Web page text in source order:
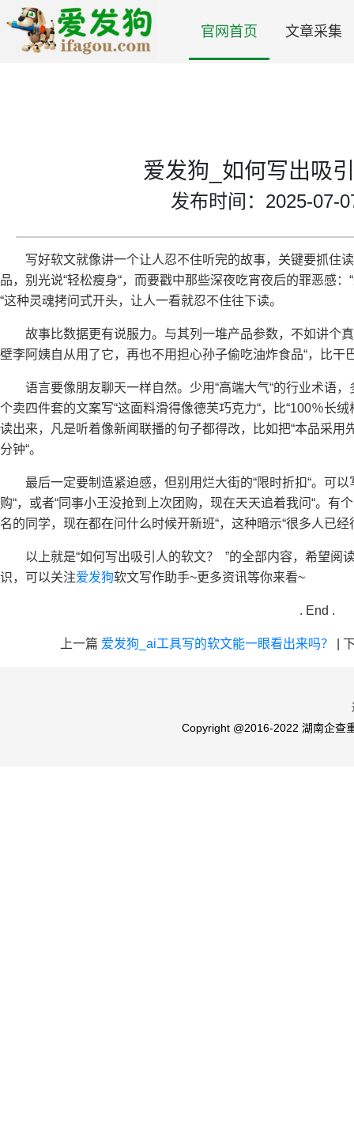
官网首页 文章采集
爱发狗_如何写出吸
发布时间：2025-07-
写好软文就像讲一个让人忍不住听完的故事，关键要抓住
品，别光说“轻松瘦身“，而要戳中那些深夜吃宵夜后的罪恶感
“这种灵魂拷问式开头，让人一看就忍不住往下读。
故事比数据更有说服力​​。与其列一堆产品参数，不如讲个
壁李阿姨自从用了它，再也不用担心孙子偷吃油炸食品“，比干
语言要像朋友聊天一样自然​​。少用“高端大气“的行业术语，
个卖四件套的文案写“这面料滑得像德芙巧克力“，比“100％长
读出来，凡是听着像新闻联播的句子都得改，比如把“本品采用
分钟“。
最后一定要​​制造紧迫感​​，但别用烂大街的“限时折扣“。可
购“，或者“同事小王没抢到上次团购，现在天天追着我问“。有
名的同学，现在都在问什么时候开新班“，这种暗示“很多人已
以上就是“如何写出吸引人的软文？ ”的全部内容，希望阅
识，可以关注爱发狗软文写作助手~更多资讯等你来看~
. End .
上一篇 爱发狗_ai工具写的软文能一眼看出来吗？
Copyright @2016-2022 湖南企查